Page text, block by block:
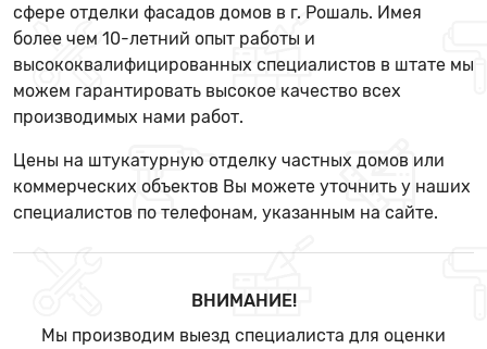
сфере отделки фасадов домов в г. Рошаль. Имея
более чем 10-летний опыт работы и
высококвалифицированных специалистов в штате мы
можем гарантировать высокое качество всех
производимых нами работ.
Цены на штукатурную отделку частных домов или
коммерческих объектов Вы можете уточнить у наших
специалистов по телефонам, указанным на сайте.
ВНИМАНИЕ!
Мы производим выезд специалиста для оценки